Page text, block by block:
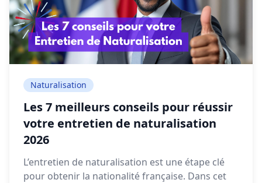
Naturalisation
Les 7 meilleurs conseils pour réussir
votre entretien de naturalisation
2026
L’entretien de naturalisation est une étape clé
pour obtenir la nationalité française. Dans cet